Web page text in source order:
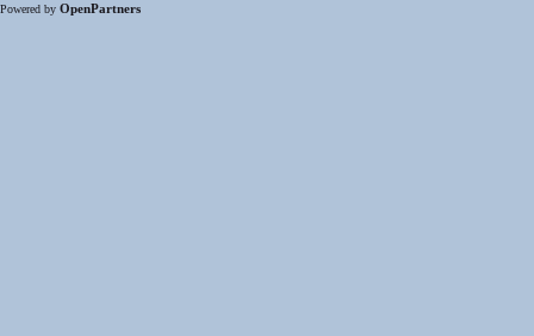
Powered by OpenPartners